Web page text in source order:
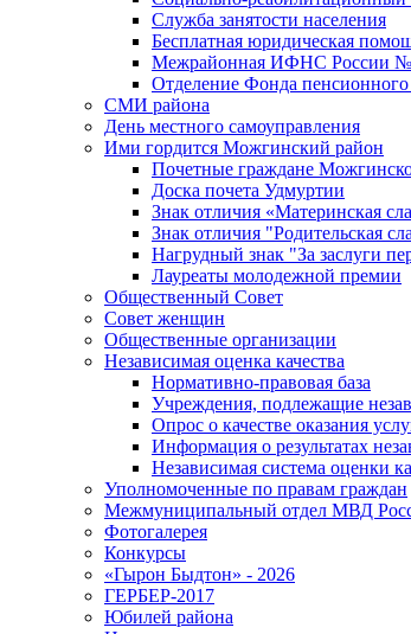
Служба занятости населения
Бесплатная юридическая
Межрайонная ИФНС России №
Отделение Фонда
СМИ района
День местного самоуправления
Ими гордится Можгинский район
Почетные граждане
Доска почета Удмуртии
Знак отличия «Материнская
Знак отличия "Родительская
Нагрудный знак "За заслуги
Лауреаты молодежной премии
Общественный Совет
Совет женщин
Общественные организации
Независимая оценка качества
Нормативно-правовая база
Учреждения, подлежащие
Опрос о качестве оказания
Информация о результатах
Независимая система оценки
Уполномоченные по правам граждан
Межмуниципальный отдел МВД
Фотогалерея
Конкурсы
«Гырон Быдтон» - 2026
ГЕРБЕР-2017
Юбилей района